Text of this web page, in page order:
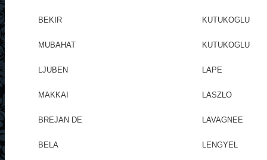
BEKIR KUTUKOGLU
MUBAHAT KUTUKOGLU
LJUBEN LAPE
MAKKAI LASZLO
BREJAN DE LAVAGNEE
BELA LENGYEL